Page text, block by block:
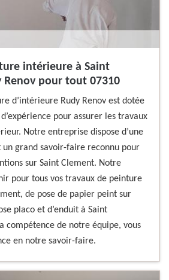
intérieure à Saint
Renov pour tout 07310
d’intérieure Rudy Renov est dotée
pour assurer les travaux
Notre entreprise dispose d’une
un grand savoir-faire reconnu pour
sur Saint Clement. Notre
pour tous vos travaux de peinture
de pose de papier peint sur
placo et d’enduit à Saint
compétence de notre équipe, vous
en notre savoir-faire.